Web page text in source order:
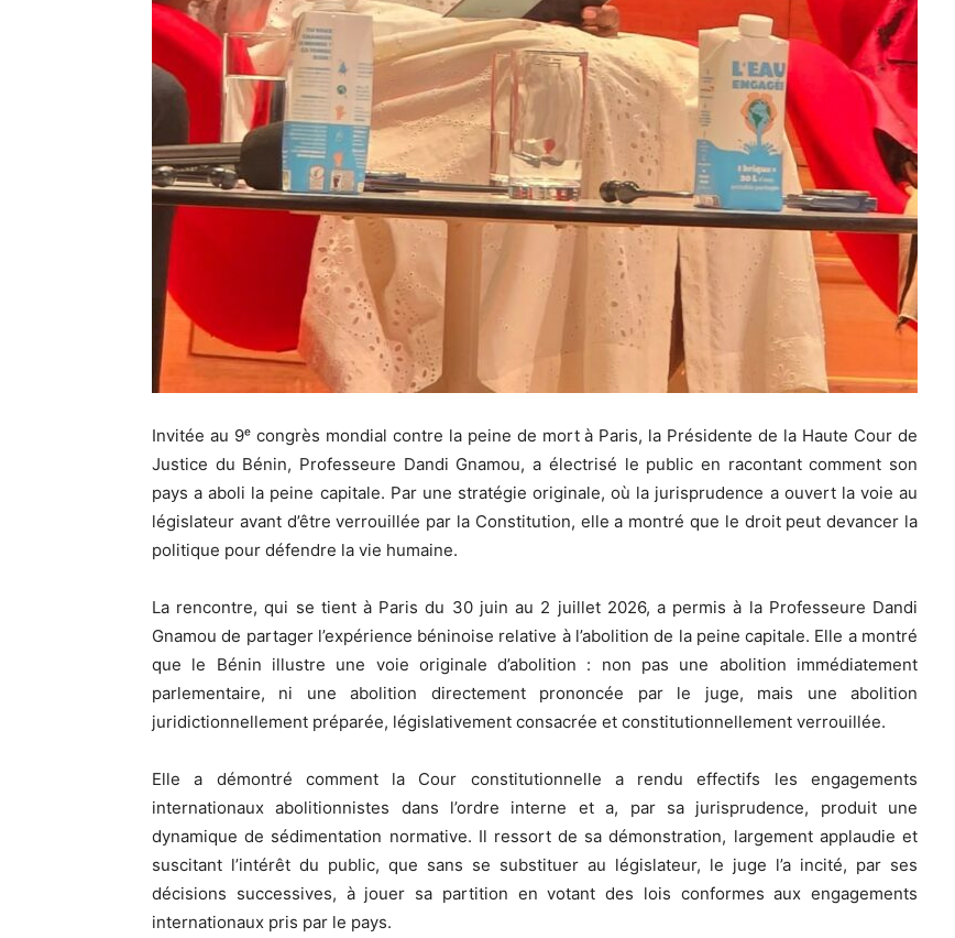
Invitée au 9ᵉ congrès mondial contre la peine de mort à Paris, la Présidente de la Haute Cour de
Justice du Bénin, Professeure Dandi Gnamou, a électrisé le public en racontant comment son
pays a aboli la peine capitale. Par une stratégie originale, où la jurisprudence a ouvert la voie au
législateur avant d’être verrouillée par la Constitution, elle a montré que le droit peut devancer la
politique pour défendre la vie humaine.
La rencontre, qui se tient à Paris du 30 juin au 2 juillet 2026, a permis à la Professeure Dandi
Gnamou de partager l’expérience béninoise relative à l’abolition de la peine capitale. Elle a montré
que le Bénin illustre une voie originale d’abolition : non pas une abolition immédiatement
parlementaire, ni une abolition directement prononcée par le juge, mais une abolition
juridictionnellement préparée, législativement consacrée et constitutionnellement verrouillée.
Elle a démontré comment la Cour constitutionnelle a rendu effectifs les engagements
internationaux abolitionnistes dans l’ordre interne et a, par sa jurisprudence, produit une
dynamique de sédimentation normative. Il ressort de sa démonstration, largement applaudie et
suscitant l’intérêt du public, que sans se substituer au législateur, le juge l’a incité, par ses
décisions successives, à jouer sa partition en votant des lois conformes aux engagements
internationaux pris par le pays.